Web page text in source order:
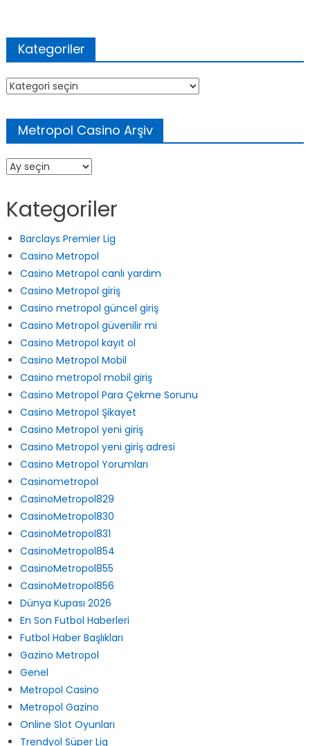
Kategoriler
Metropol Casino Arşiv
Casino
ArşivKategoriler
Barclays Premier Lig
Casino Metropol
Casino Metropol canlı yardım
Casino Metropol giriş
Casino metropol güncel giriş
Casino Metropol güvenilir mi
Casino Metropol kayıt ol
Casino Metropol Mobil
Casino metropol mobil giriş
Casino Metropol Para Çekme Sorunu
Casino Metropol Şikayet
Casino Metropol yeni giriş
Casino Metropol yeni giriş adresi
Casino Metropol Yorumları
Casinometropol
CasinoMetropol829
CasinoMetropol830
CasinoMetropol831
CasinoMetropol854
CasinoMetropol855
CasinoMetropol856
Dünya Kupası 2026
En Son Futbol Haberleri
Futbol Haber Başlıkları
Gazino Metropol
Genel
Metropol Casino
Metropol Gazino